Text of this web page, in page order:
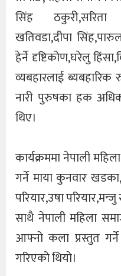
सिंह ठकुरी,सरिता
खतिवडा,दीपा
हेर्ने दृष्टिकोण,घरेलु
व्यबहारलाई
नारी पुरुषका हक
थिए।
कार्यक्रममा नेपाली
गर्ने माया कुनवार
परियार,उषा
साथै नेपाली महिला
आफ्नो कला प्रस्तुत
गरिएको थियो।